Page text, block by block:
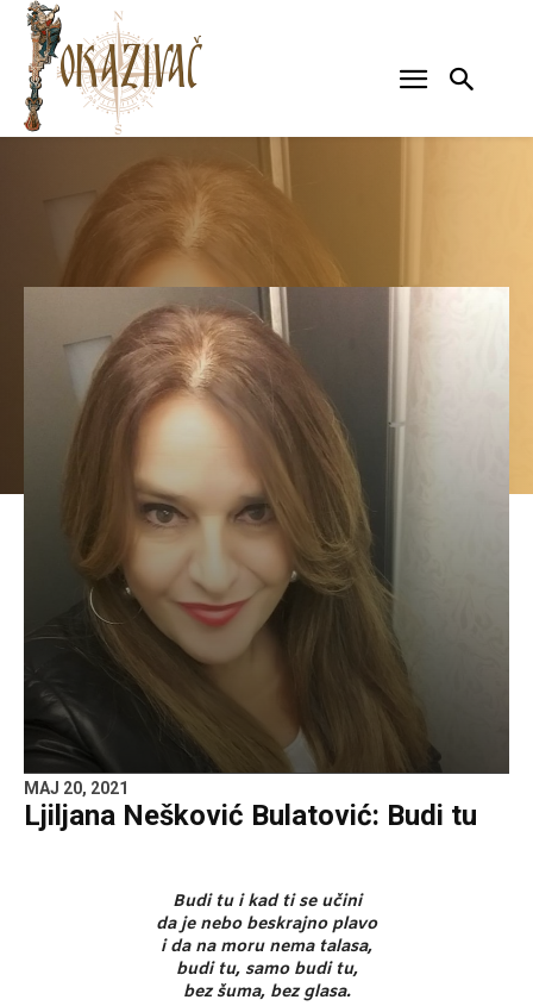
MAJ 20, 2021
Ljiljana Nešković Bulatović: Budi tu
Budi tu i kad ti se učini
da je nebo beskrajno plavo
i da na moru nema talasa,
budi tu, samo budi tu,
bez šuma, bez glasa.